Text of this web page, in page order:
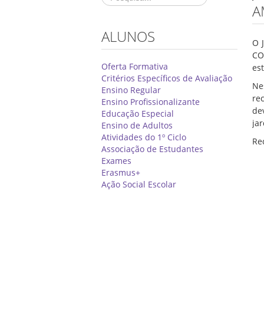
ALUNOS
Oferta Formativa
Critérios Específicos de Avaliação
Ensino Regular
Ensino Profissionalizante
Educação Especial
Ensino de Adultos
Atividades do 1º Ciclo
Associação de Estudantes
Exames
Erasmus+
Ação Social Escolar
O